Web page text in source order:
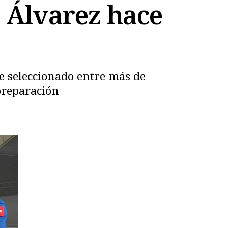
hace
seleccionado entre más de